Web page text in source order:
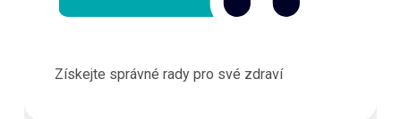
Získejte správné rady pro své zdraví